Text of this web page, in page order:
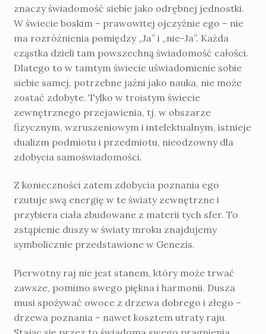
znaczy świado­mość siebie jako odrębnej jednostki.
W świe­cie boskim – prawowitej ojczyźnie ego – nie
ma rozróżnienia pomiędzy „Ja” i „nie-Ja”. Każ­da
cząstka dzieli tam powszechną świadomość całości.
Dlatego to w tamtym świecie uświado­mienie sobie
siebie samej, potrzebne jaźni jako nauka, nie może
zostać zdobyte. Tylko w troistym świecie
zewnętrznego przejawienia, tj. w obszarze
fizycznym, wzru­szeniowym i intelektualnym, istnieje
dualizm podmiotu i przedmiotu, nieodzowny dla
zdobycia samoświadomości.
Z konieczności zatem zdobycia poznania ego
rzutuje swą energię w te światy zewnętrzne i
przybiera ciała zbudowane z materii tych sfer. To
zstąpienie duszy w światy mroku znajdu­jemy
symbolicznie przedstawione w Genezis.
Pierwotny raj nie jest stanem, który może trwać
zawsze, pomimo swego piękna i harmonii. Dusza
musi spożywać owoce z drzewa dobrego i złego –
drzewa poznania – nawet kosztem utraty raju.